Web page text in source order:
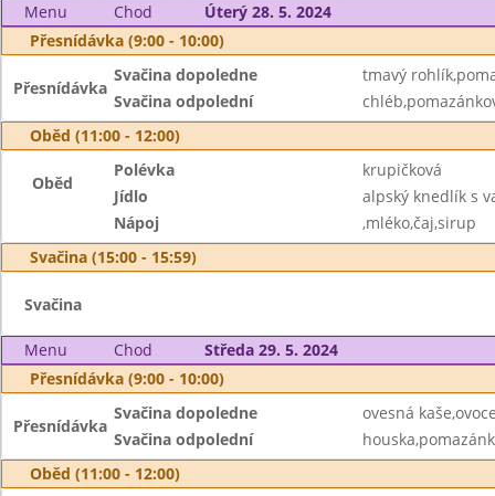
Menu Chod
Úterý 28. 5. 2024
Přesnídávka (9:00 - 10:00)
Přesnídávka
Svačina dopoledne
tmavý
Svačina odpolední
Oběd (11:00 - 12:00)
Oběd
Polévka
krupičková
Jídlo
alpský knedlík s
Nápoj
,mléko,čaj,sirup
Svačina (15:00 - 15:59)
Svačina
Menu Chod
Středa 29. 5. 2024
Přesnídávka (9:00 - 10:00)
Přesnídávka
Svačina dopoledne
ovesná
Svačina odpolední
Oběd (11:00 - 12:00)